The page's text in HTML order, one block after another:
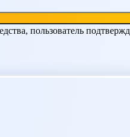
пользователь